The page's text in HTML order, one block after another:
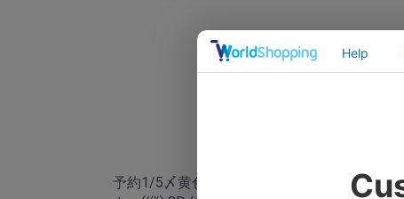
予約1/5〆黄色い8番マップ ステッ
予約